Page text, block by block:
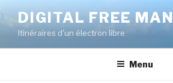
to
content
DIGITAL FREE MAN
Itinéraires d'un électron libre
Menu